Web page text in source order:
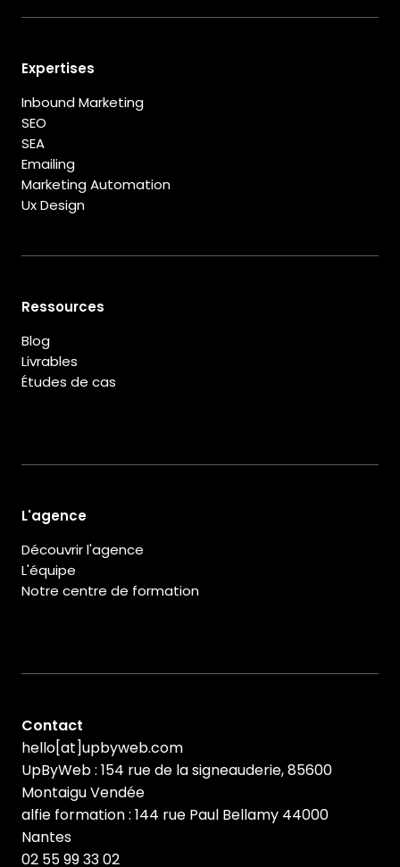
Expertises
Inbound Marketing
SEO
SEA
Emailing
Marketing Automation
Ux Design
Ressources
Blog
Livrables
Études de cas
L'agence
Découvrir l'agence
L'équipe
Notre centre de formation
Contact
hello[at]upbyweb.com
UpByWeb : 154 rue de la signeauderie, 85600
Montaigu Vendée
alfie formation : 144 rue Paul Bellamy 44000
Nantes
02 55 99 33 02